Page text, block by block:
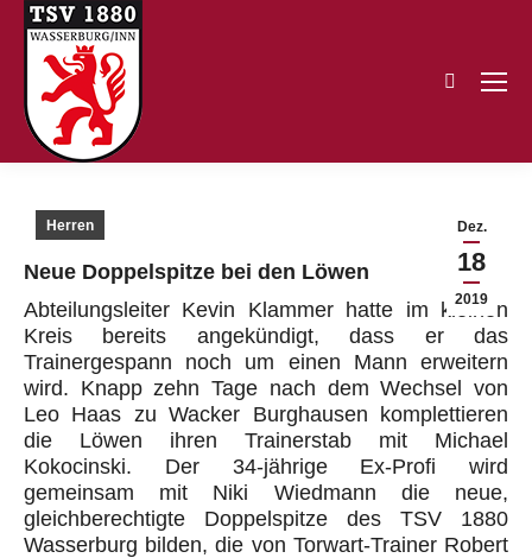
Search:
Dez.
18
2019
Herren
Neue Doppelspitze bei den Löwen
Abteilungsleiter Kevin Klammer hatte im kleinen
Kreis bereits angekündigt, dass er das
Trainergespann noch um einen Mann erweitern
wird. Knapp zehn Tage nach dem Wechsel von
Leo Haas zu Wacker Burghausen komplettieren
die Löwen ihren Trainerstab mit Michael
Kokocinski. Der 34-jährige Ex-Profi wird
gemeinsam mit Niki Wiedmann die neue,
gleichberechtigte Doppelspitze des TSV 1880
Wasserburg bilden, die von Torwart-Trainer Robert